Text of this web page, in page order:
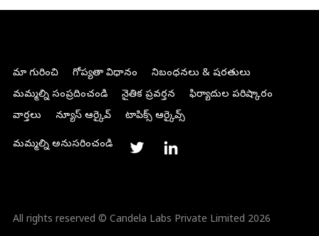
మా గురించి గోప్యతా విధానం
నిబంధనలు & షరతులు
మమ్మల్ని సంప్రదించండి
నైతిక ప్రవర్తన
ఫిర్యాదుల పరిష్కారం
వార్తలు
న్యూస్ ఆర్కైవ్ టాపిక్స్ ఆర్కైవ్స్
మమ్మల్ని అనుసరించండి
All rights reserved © Candela Labs Private Limited 2026